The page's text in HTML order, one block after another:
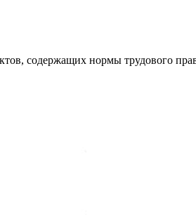
содержащих нормы трудового